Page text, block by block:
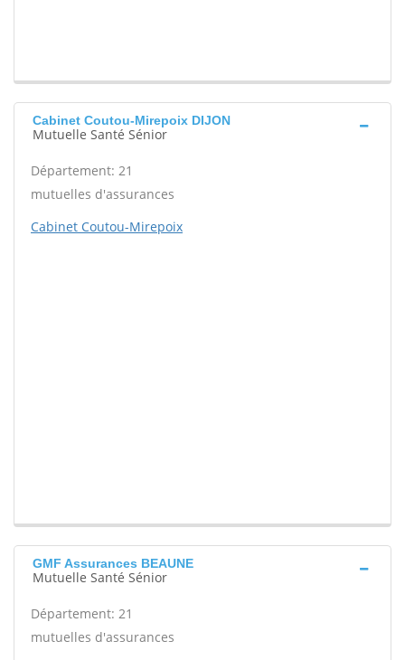
Cabinet Coutou-Mirepoix DIJON
Mutuelle Santé Sénior
Département: 21
mutuelles d'assurances
Cabinet Coutou-Mirepoix
GMF Assurances BEAUNE
Mutuelle Santé Sénior
Département: 21
mutuelles d'assurances